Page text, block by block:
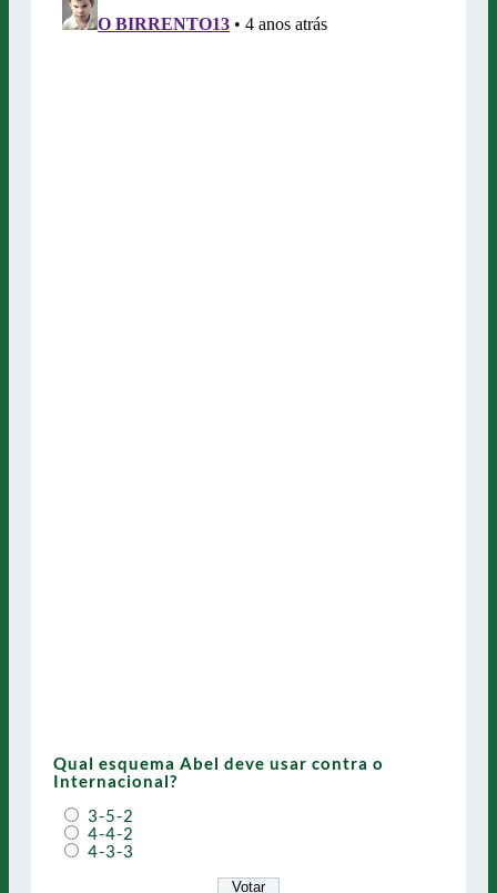
Qual esquema Abel deve usar contra o
Internacional?
3-5-2
4-4-2
4-3-3